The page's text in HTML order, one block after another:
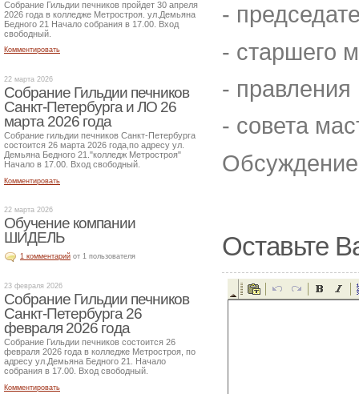
-
- старшего
- правления
- совета
Оставьте
Собрание Гильдии печников пройдет 30 апреля
2026 года в колледже Метростроя. ул.Демьяна
Бедного 21 Начало собрания в 17.00. Вход
свободный.
Комментировать
22 марта 2026
Собрание Гильдии печников
Санкт-Петербурга и ЛО 26
марта 2026 года
Собрание гильдии печников Санкт-Петербурга
состоится 26 марта 2026 года,по адресу ул.
Демьяна Бедного 21."колледж Метростроя"
Начало в 17.00. Вход свободный.
Комментировать
22 марта 2026
Обучение компании
ШИДЕЛЬ
1 комментарий от 1 пользователя
23 февраля 2026
Собрание Гильдии печников
Санкт-Петербурга 26
февраля 2026 года
Собрание Гильдии печников состоится 26
февраля 2026 года в колледже Метростроя, по
адресу ул.Демьяна Бедного 21. Начало
собрания в 17.00. Вход свободный.
Комментировать